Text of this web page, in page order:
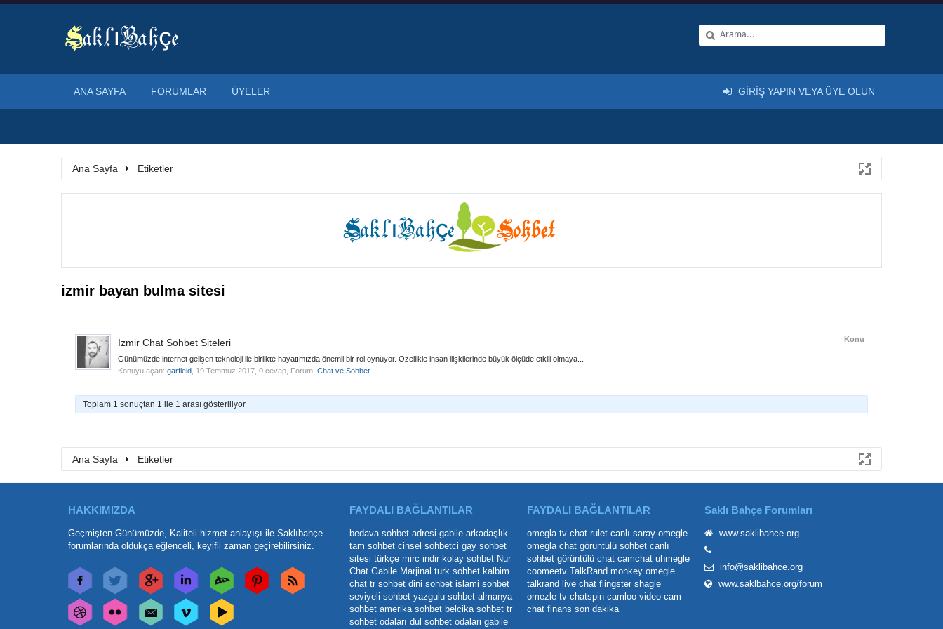
Ana Sayfa Etiketler
izmir bayan bulma sitesi
Konu
İzmir Chat Sohbet Siteleri
Günümüzde internet gelişen teknoloji ile birlikte hayatımızda önemli bir rol oynuyor. Özellikle insan ilişkilerinde büyük ölçüde etkili olmaya...
Konuyu açan: garfield 19 Temmuz 2017 , 0 cevap, Forum: Chat ve Sohbet
Toplam 1 sonuçtan 1 ile 1 arası gösteriliyor
Ana Sayfa Etiketler
ANA SAYFA FORUMLAR ÜYELER GIRIŞ YAPIN VEYA ÜYE OLUN
HAKKIMIZDA
Geçmişten Günümüzde, Kaliteli hizmet anlayışı ile Saklıbahçe
forumlarında oldukça eğlenceli, keyifli zaman geçirebilirsiniz.
FAYDALI BAĞLANTILAR
bedava sohbet adresi gabile arkadaşlık
tam sohbet cinsel sohbetci gay sohbet
sitesi türkçe mirc indir kolay sohbet Nur
Chat Gabile Marjinal turk sohbet kalbim
chat tr sohbet dini sohbet islami sohbet
seviyeli sohbet yazgulu sohbet almanya
sohbet amerika sohbet belcika sohbet tr
sohbet odaları dul sohbet odalari gabile
FAYDALI BAĞLANTILAR
omegla tv chat rulet canlı saray omegle
omegla chat görüntülü sohbet canlı
sohbet görüntülü chat camchat uhmegle
coomeetv TalkRand monkey omegle
talkrand live chat flingster shagle
omezle tv chatspin camloo video cam
chat finans son dakika
Saklı Bahçe Forumları
www.saklibahce.org
info@saklibahce.org
www.saklbahce.org/forum